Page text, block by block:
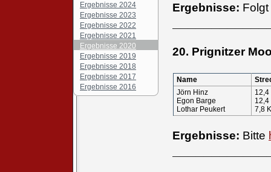
Ergebnisse 2024
Ergebnisse 2023
Ergebnisse 2022
Ergebnisse 2021
Ergebnisse 2020
Ergebnisse 2019
Ergebnisse 2018
Ergebnisse 2017
Ergebnisse 2016
Ergebnisse:
20. Prignitzer
Name
Jörn Hinz
Egon Barge
Lothar Peukert
12,4
12,4
7,8
Ergebnisse: Bitte